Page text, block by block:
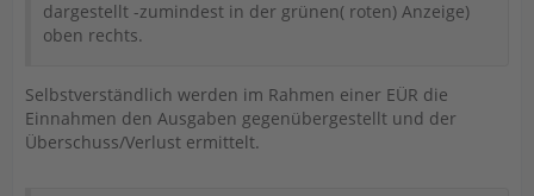
dargestellt -zumindest in der grünen( roten) Anzeige)
oben rechts.
Selbstverständlich werden im Rahmen einer EÜR die
Einnahmen den Ausgaben gegenübergestellt und der
Überschuss/Verlust ermittelt.